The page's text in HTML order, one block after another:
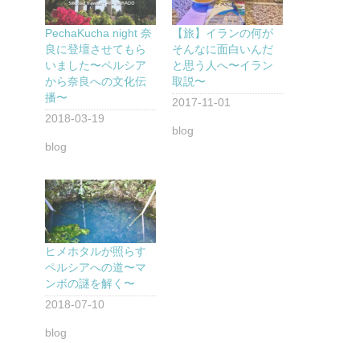
PechaKucha night 奈
良に登壇させてもら
いました〜ペルシア
から奈良への文化伝
播〜
2018-03-19
blog
【旅】イランの何が
そんなに面白いんだ
と思う人へ〜イラン
取説〜
2017-11-01
blog
ヒメホタルが照らす
ペルシアへの道〜マ
ンボの謎を解く〜
2018-07-10
blog